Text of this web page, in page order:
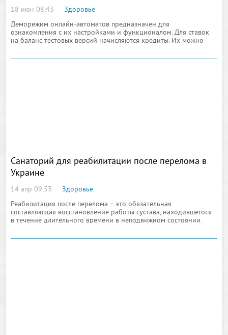
18 июн 08:43
Здоровье
Деморежим онлайн-автоматов предназначен для
ознакомления с их настройками и функционалом. Для ставок
на баланс тестовых версий начисляются кредиты. Их можно
казино кредиты нельзя
Санаторий для реабилитации после перелома в
Украине
14 апр 09:53
Здоровье
Реабилитация после перелома – это обязательная
составляющая восстановление работы сустава, находившегося
в течение длительного времени в неподвижном состоянии.
последовательных этапов, ни один из которых не должен